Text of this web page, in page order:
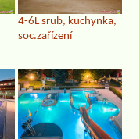
4-6L srub, kuchynka,
soc.zařízení